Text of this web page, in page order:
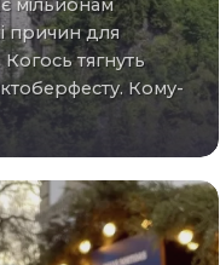
причин для
Когось тягнуть
Кому-